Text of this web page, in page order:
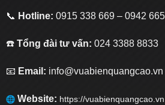
📞 Hotline: 0915 338 669 – 0942
☎️ Tổng đài tư vấn: 024 3388 8833
📧 Email: info@vuabienquangcao.vn
Website: https://